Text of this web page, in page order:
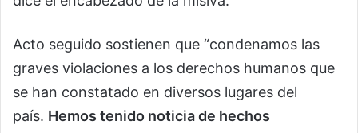
Acto seguido sostienen que “condenamos las
graves violaciones a los derechos humanos que
se han constatado en diversos lugares del
país. Hemos tenido noticia de hechos